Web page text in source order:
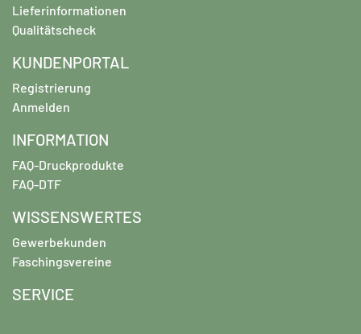
Lieferinformationen
Qualitätscheck
KUNDENPORTAL
Registrierung
Anmelden
INFORMATION
FAQ-Druckprodukte
FAQ-DTF
WISSENSWERTES
Gewerbekunden
Faschingsvereine
SERVICE